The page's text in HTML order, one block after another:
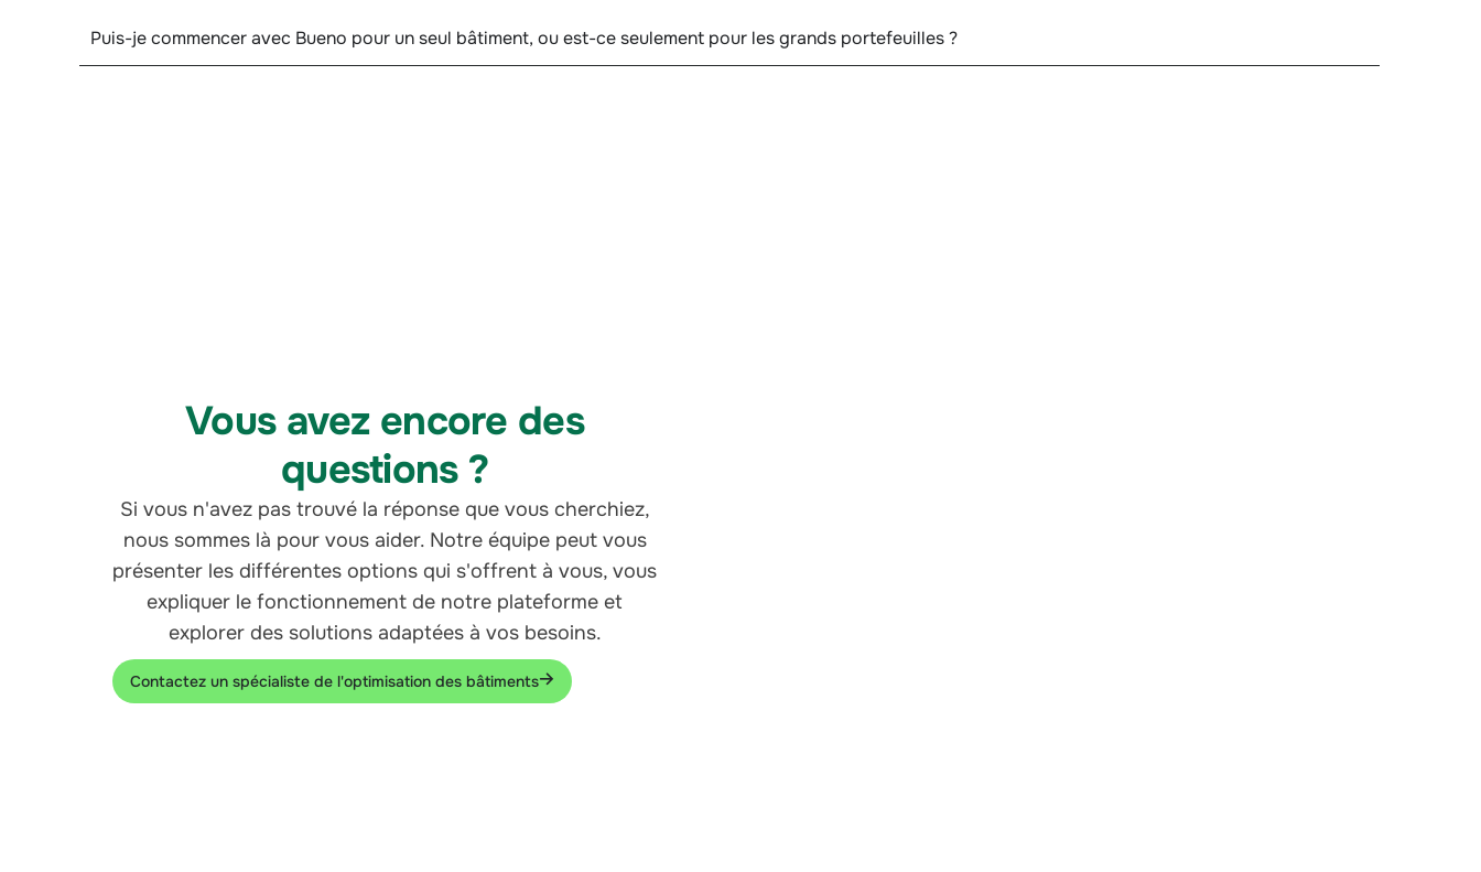
Puis-je commencer avec Bueno pour un seul bâtiment, ou est-ce seulement pour les grands portefeuilles ?
Vous avez encore des
questions ?
Si vous n'avez pas trouvé la réponse que vous cherchiez,
nous sommes là pour vous aider. Notre équipe peut vous
présenter les différentes options qui s'offrent à vous, vous
expliquer le fonctionnement de notre plateforme et
explorer des solutions adaptées à vos besoins.
Contactez un spécialiste de l'optimisation des bâtiments